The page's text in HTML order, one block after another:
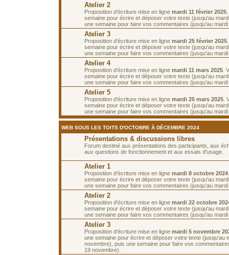
Atelier 2
Proposition d'écriture mise en ligne mardi 11 février 2025
semaine pour écrire et déposer votre texte (jusqu'au
une semaine pour faire vos commentaires (jusqu'au
Atelier 3
Proposition d'écriture mise en ligne mardi 25 février 2025
semaine pour écrire et déposer votre texte (jusqu'au
une semaine pour faire vos commentaires (jusqu'au
Atelier 4
Proposition d'écriture mise en ligne mardi 11 mars 2025 .
semaine pour écrire et déposer votre texte (jusqu'au
une semaine pour faire vos commentaires (jusqu'au
Atelier 5
Proposition d'écriture mise en ligne mardi 25 mars 2025 .
semaine pour écrire et déposer votre texte (jusqu'au mardi
une semaine pour faire vos commentaires (jusqu'au
WEB SOUS LES TOITS D'OCTOBRE À DÉCEMBRE 2024
Présentations & discussions libres
Forum destiné aux présentations des participants, aux
aux questions de fonctionnement et aux essais d'usage.
Atelier 1
Proposition d'écriture mise en ligne mardi 8 octobre 2024
semaine pour écrire et déposer votre texte (jusqu'au
une semaine pour faire vos commentaires (jusqu'au
Atelier 2
Proposition d'écriture mise en ligne mardi 22 octobre
semaine pour écrire et déposer votre texte (jusqu'au
une semaine pour faire vos commentaires (jusqu'au
Atelier 3
Proposition d'écriture mise en ligne mardi 5 novembre
une semaine pour écrire et déposer votre texte (jusqu'au
novembre), puis une semaine pour faire vos
19 novembre).